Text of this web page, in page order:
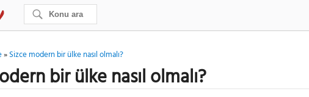
»Sizce modern bir ülke nasıl olmalı?
bir ülke nasıl olmalı?